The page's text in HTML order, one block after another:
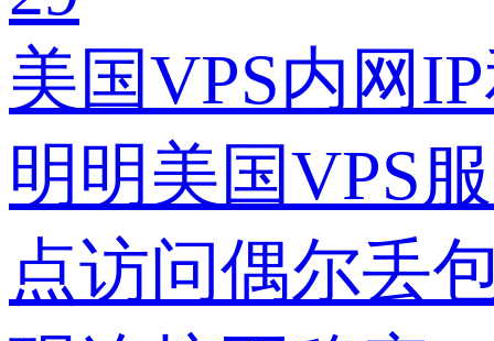
美国VPS内网
明明美国VPS
点访问偶尔丢